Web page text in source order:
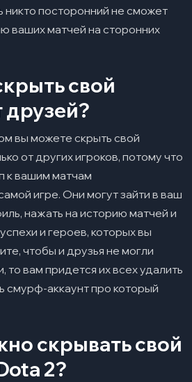
никто посторонний не сможет
ваших матчей на сторонних
свой
друзей?
вы можете скрыть свой
от других игроков, потому что
к вашим матчам
игре. Они могут зайти в ваш
нажать на историю матчей и
и героев, которых вы
чтобы и друзья не могли
то вам придется их всех удалить
смурф-аккаунт про который
скрывать свой
2?